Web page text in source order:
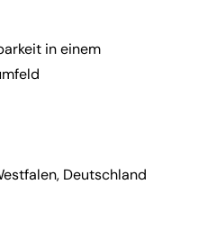
in einem
, Deutschland